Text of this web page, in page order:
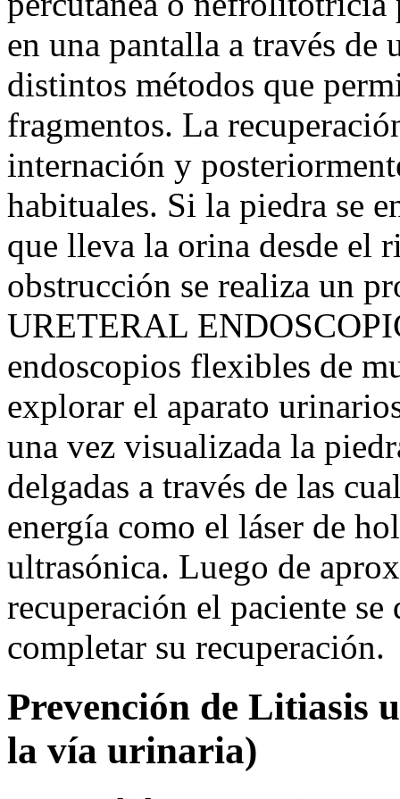
en una pantalla a través de
distintos métodos que
fragmentos. La
internación y
habituales. Si la piedra se
que lleva la orina desde el
obstrucción se realiza un
URETERAL
endoscopios flexibles de
explorar el aparato
una vez visualizada la
delgadas a través de las
energía como el láser de
ultrasónica. Luego de
recuperación el paciente
completar su recuperación.
Prevención de Litiasis
la vía urinaria)